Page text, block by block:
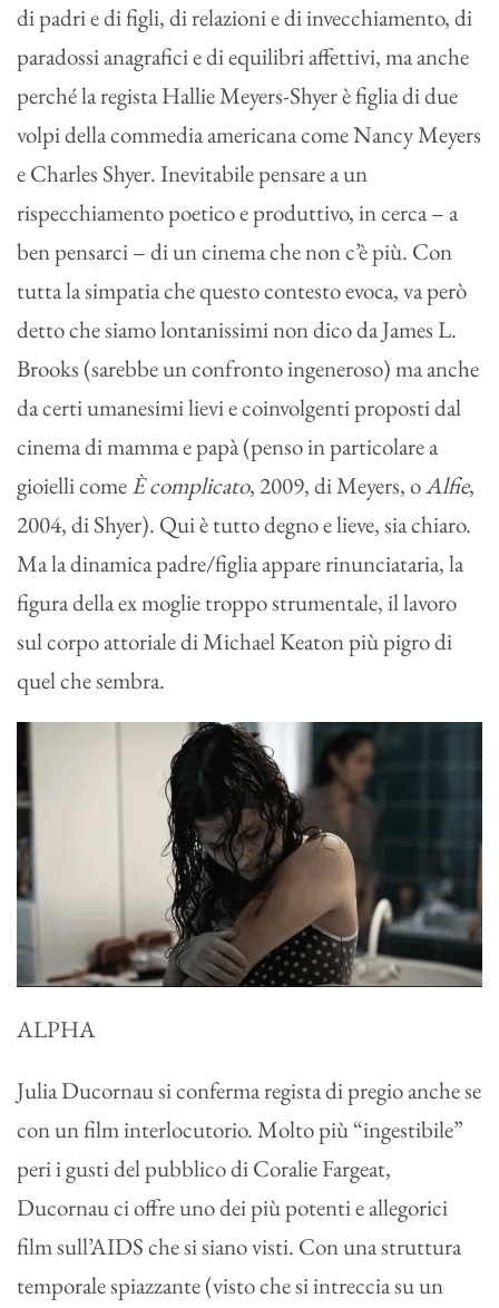
di padri e di figli, di relazioni e di invecchiamento, di
paradossi anagrafici e di equilibri affettivi, ma anche
perché la regista Hallie Meyers-Shyer è figlia di due
volpi della commedia americana come Nancy Meyers
e Charles Shyer. Inevitabile pensare a un
rispecchiamento poetico e produttivo, in cerca – a
ben pensarci – di un cinema che non c’è più. Con
tutta la simpatia che questo contesto evoca, va però
detto che siamo lontanissimi non dico da James L.
Brooks (sarebbe un confronto ingeneroso) ma anche
da certi umanesimi lievi e coinvolgenti proposti dal
cinema di mamma e papà (penso in particolare a
gioielli comeÈ complicato, 2009, di Meyers, oAlfie,
2004, di Shyer). Qui è tutto degno e lieve, sia chiaro.
Ma la dinamica padre/figlia appare rinunciataria, la
figura della ex moglie troppo strumentale, il lavoro
sul corpo attoriale di Michael Keaton più pigro di
quel che sembra.
ALPHA
Julia Ducornau si conferma regista di pregio anche se
con un film interlocutorio. Molto più “ingestibile”
peri i gusti del pubblico di Coralie Fargeat,
Ducornau ci offre uno dei più potenti e allegorici
film sull’AIDS che si siano visti. Con una struttura
temporale spiazzante (visto che si intreccia su un